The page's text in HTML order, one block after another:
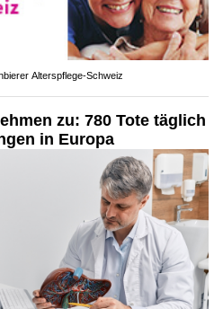
Alterspflege-Schweiz
zu: 780 Tote täglich
in Europa